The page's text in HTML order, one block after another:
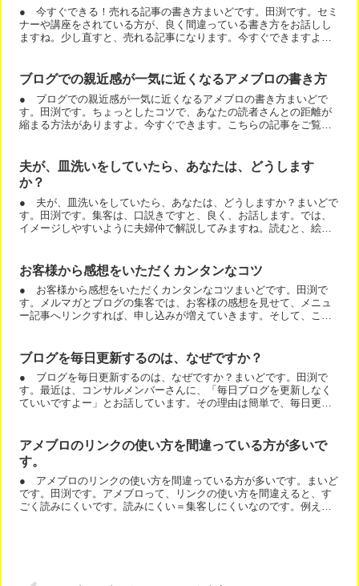
● 今すぐできる！売れる記事の書き方まいどです。田渕です。セミ
ナーや講座をされている方が、良く間違っている書き方をお話しし
ますね。少し直すと、売れる記事になります。今すぐできますよ。
ブログでの親近感が一気に近くなるアメブロの書き方
● ブログでの親近感が一気に近くなるアメブロの書き方まいどで
す。田渕です。ちょっとしたコツで、あなたの読者さんとの距離が
縮まる方法がありますよ。今すぐできます。こちらの記事をご覧く
夫が、皿洗いをしていたら、あなたは、どうします
か？
● 夫が、皿洗いをしていたら、あなたは、どうしますか？まいどで
す。田渕です。集客は、口説きですと、良く、お話します。では、
イメージしやすいように夫婦仲で解説してみますね。読むと、絵が
お客様から感想をいただくカンタンなコツ
● お客様から感想をいただくカンタンなコツまいどです。田渕で
す。メルマガとブログの集客では、お客様の感想を見せて、メニュ
ー記事へリンクすれば、申し込みが増えていきます。そして、これ
ブログを毎日更新するのは、なぜですか？
● ブログを毎日更新するのは、なぜですか？まいどです。田渕で
す。最近は、コンサルメンバーさんに、「毎日ブログを更新しなく
ていいですよー」とお話しています。その理由は簡単で、毎日更新
アメブロのリンクの使い方を間違っている方が多いで
す。
● アメブロのリンクの使い方を間違っている方が多いです。まいど
です。田渕です。アメブロって、リンクの使い方を間違えると、す
ごく読みにくいです。読みにくい＝集客しにくいなのです。例え